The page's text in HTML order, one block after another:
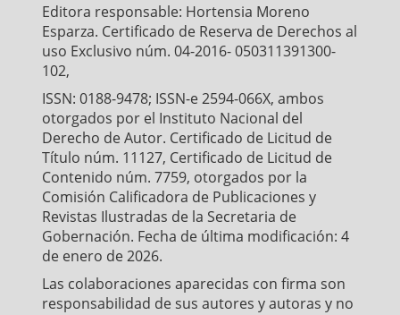
Editora responsable: Hortensia Moreno
Esparza. Certificado de Reserva de Derechos al
uso Exclusivo núm. 04-2016- 050311391300-
102,
ISSN: 0188-9478; ISSN-e 2594-066X, ambos
otorgados por el Instituto Nacional del
Derecho de Autor. Certificado de Licitud de
Título núm. 11127, Certificado de Licitud de
Contenido núm. 7759, otorgados por la
Comisión Calificadora de Publicaciones y
Revistas Ilustradas de la Secretaria de
Gobernación. Fecha de última modificación: 4
de enero de 2026.
Las colaboraciones aparecidas con firma son
responsabilidad de sus autores y autoras y no